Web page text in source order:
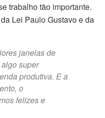
trabalho tão importante.
Lei Paulo Gustavo e da
janelas de
super
produtiva. E a
o
felizes e